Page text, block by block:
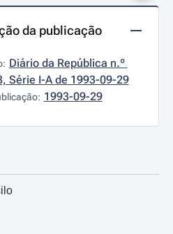
da publicação
Diário da República n.º
Série I-A de 1993-09-29
1993-09-29